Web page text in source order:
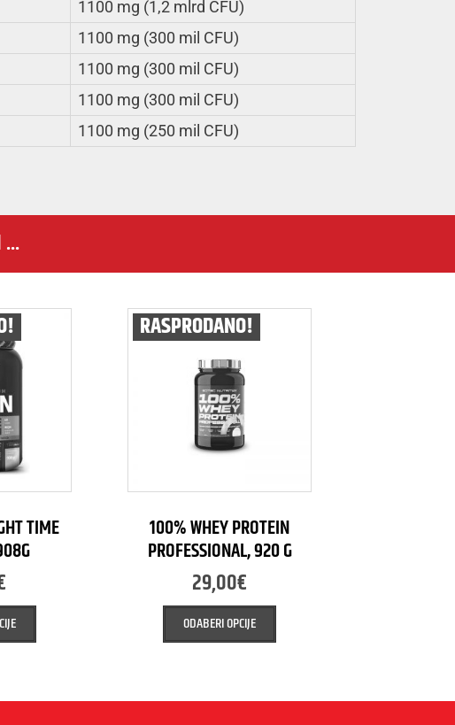
1100 mg (1,2 mlrd CFU)
1100 mg (300 mil CFU)
1100 mg (300 mil CFU)
1100 mg (300 mil CFU)
1100 mg (250 mil CFU)
...
TIME
RASPRODANO!
100% WHEY PROTEIN
PROFESSIONAL, 920 G
29,00€
ODABERI OPCIJE